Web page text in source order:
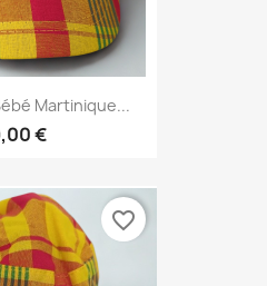
Martinique...
€
favorite_border